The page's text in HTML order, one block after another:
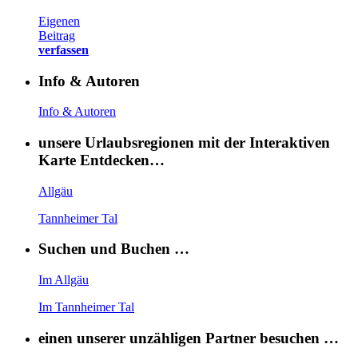
Eigenen
Beitrag
verfassen
Info & Autoren
Info & Autoren
unsere Urlaubsregionen mit der Interaktiven
Karte Entdecken…
Allgäu
Tannheimer Tal
Suchen und Buchen …
Im Allgäu
Im Tannheimer Tal
einen unserer unzähligen Partner besuchen …